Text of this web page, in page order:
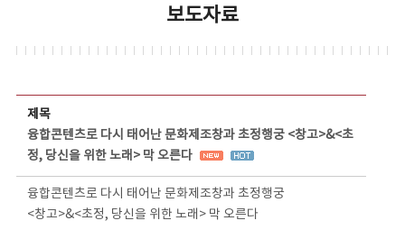
보도자료
제목
융합콘텐츠로 다시 태어난 문화제조창과 초정행궁 <창고>&<초
정, 당신을 위한 노래> 막 오른다
융합콘텐츠로 다시 태어난 문화제조창과 초정행궁
<창고>&<초정, 당신을 위한 노래> 막 오른다